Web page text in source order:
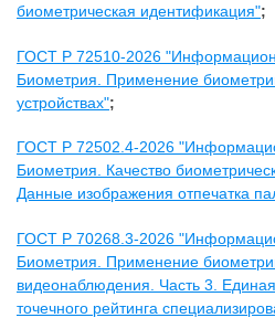
биометрическая идентификация";
ГОСТ Р 72510-2026
Биометрия. Применение
устройствах";
ГОСТ Р 72502.4-2026
Биометрия. Качество
Данные изображения отпечатка
ГОСТ Р 70268.3-2026
Биометрия. Применение
видеонаблюдения. Часть 3.
точечного рейтинга